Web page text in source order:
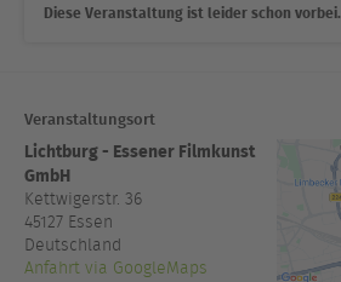
Diese Veranstaltung ist leider schon vorbei.
Veranstaltungsort
Lichtburg - Essener Filmkunst
GmbH
Kettwigerstr. 36
45127 Essen
Deutschland
Anfahrt via GoogleMaps